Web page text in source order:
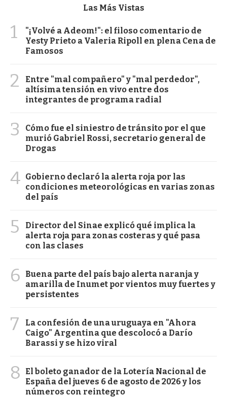
Las Más Vistas
1
"¡Volvé a Adeom!": el filoso comentario de
Yesty Prieto a Valeria Ripoll en plena Cena de
Famosos
2
Entre "mal compañero" y "mal perdedor",
altísima tensión en vivo entre dos
integrantes de programa radial
3
Cómo fue el siniestro de tránsito por el que
murió Gabriel Rossi, secretario general de
Drogas
4 Gobierno declaró la alerta roja por las
condiciones meteorológicas en varias zonas
del país
5
Director del Sinae explicó qué implica la
alerta roja para zonas costeras y qué pasa
con las clases
6
Buena parte del país bajo alerta naranja y
amarilla de Inumet por vientos muy fuertes y
persistentes
7
La confesión de una uruguaya en "Ahora
Caigo" Argentina que descolocó a Darío
Barassi y se hizo viral
8
El boleto ganador de la Lotería Nacional de
España del jueves 6 de agosto de 2026 y los
números con reintegro